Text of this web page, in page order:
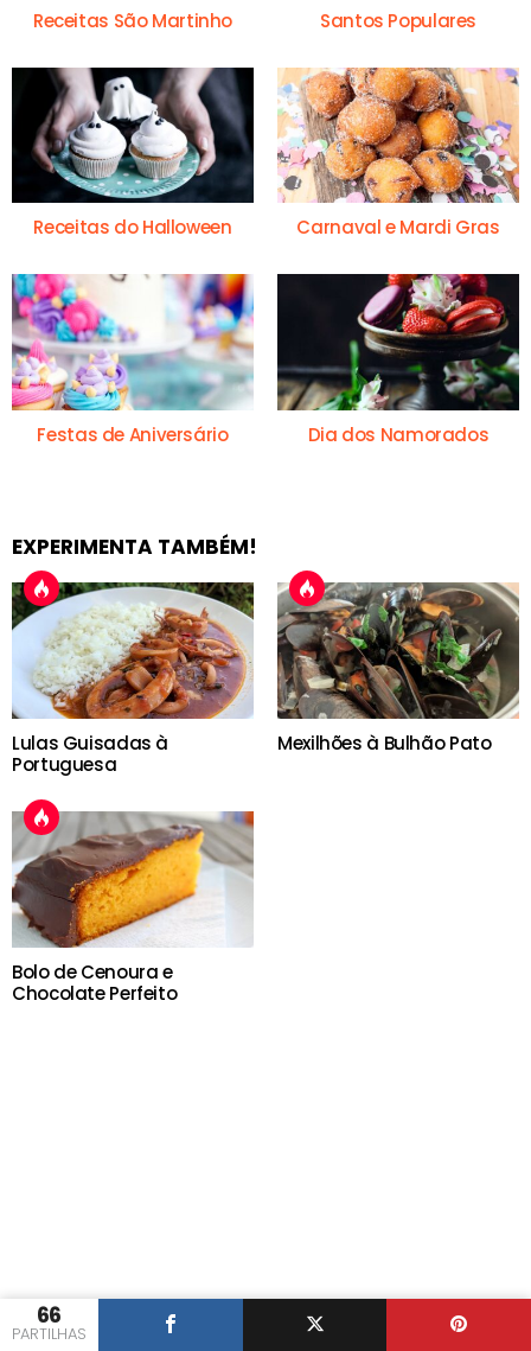
66
PARTILHAS
Receitas São Martinho Santos Populares
Receitas do Halloween Carnaval e Mardi Gras
Festas de Aniversário Dia dos Namorados
EXPERIMENTA TAMBÉM!
Lulas Guisadas à
Portuguesa
Mexilhões à Bulhão Pato
Bolo de Cenoura e
Chocolate Perfeito